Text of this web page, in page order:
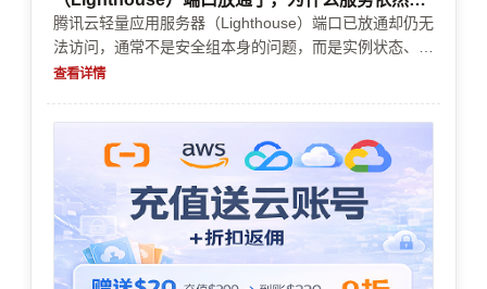
法访问？
腾讯云轻量应用服务器（Lighthouse）端口已放通却仍无
法访问，通常不是安全组本身的问题，而是实例状态、系
统防火墙、服务监听、域名解析或账号续费风控等环节出
查看详情